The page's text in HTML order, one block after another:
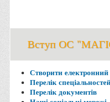
Життя інституту
Рада студентського
Студентський
Студентське наукове
Вступ ОС
Створити електронний
Перелік
Перелік документів